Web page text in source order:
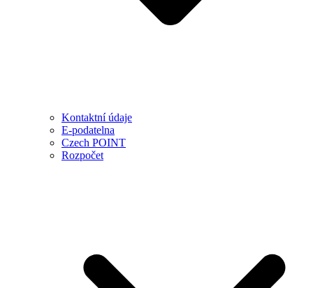
Kontaktní údaje
E-podatelna
Czech POINT
Rozpočet